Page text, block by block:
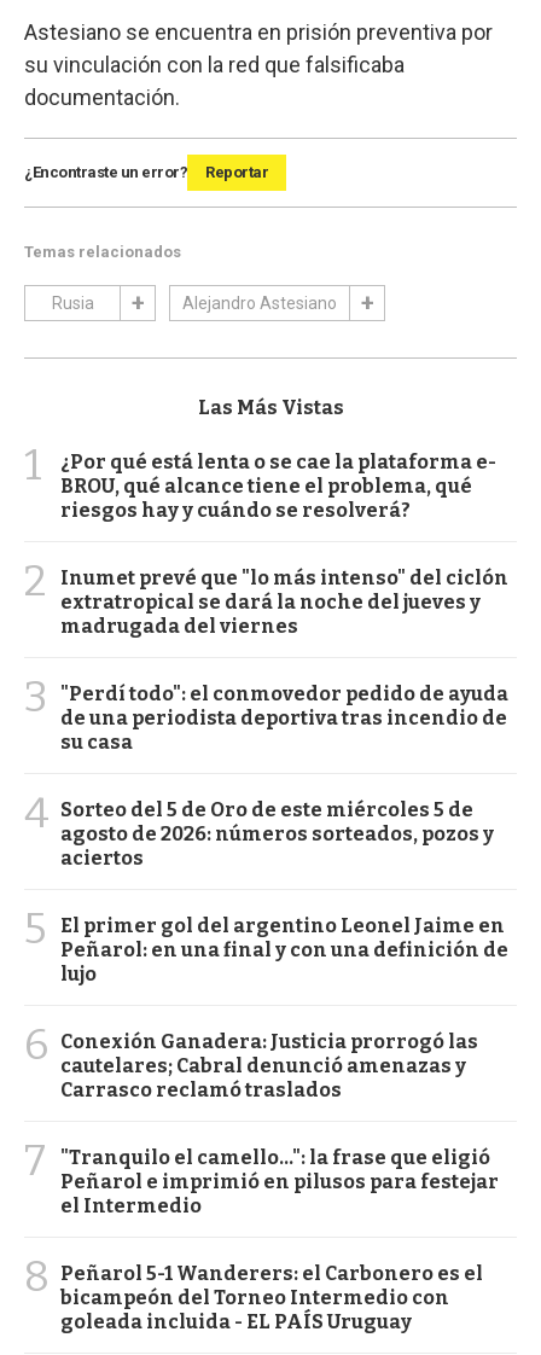
Astesiano se encuentra en prisión preventiva por
su vinculación con la red que falsificaba
documentación.
¿Encontraste un error? Reportar
Temas relacionados
Rusia Alejandro Astesiano
Las Más Vistas
1
¿Por qué está lenta o se cae la plataforma e-
BROU, qué alcance tiene el problema, qué
riesgos hay y cuándo se resolverá?
2
Inumet prevé que "lo más intenso" del ciclón
extratropical se dará la noche del jueves y
madrugada del viernes
3
"Perdí todo": el conmovedor pedido de ayuda
de una periodista deportiva tras incendio de
su casa
4 Sorteo del 5 de Oro de este miércoles 5 de
agosto de 2026: números sorteados, pozos y
aciertos
5
El primer gol del argentino Leonel Jaime en
Peñarol: en una final y con una definición de
lujo
6
Conexión Ganadera: Justicia prorrogó las
cautelares; Cabral denunció amenazas y
Carrasco reclamó traslados
7
"Tranquilo el camello...": la frase que eligió
Peñarol e imprimió en pilusos para festejar
el Intermedio
8
Peñarol 5-1 Wanderers: el Carbonero es el
bicampeón del Torneo Intermedio con
goleada incluida - EL PAÍS Uruguay